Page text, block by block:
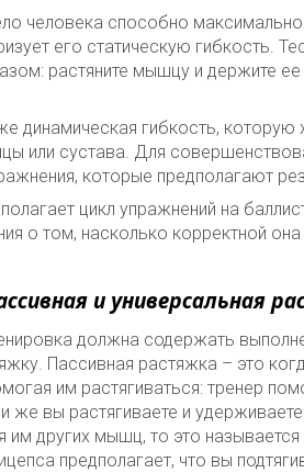
человека способно
его статическую гибкость.
растяните мышцу и держите ее
динамическая гибкость, которую
или сустава. Для
которые предполагают
цикл упражнений на
о том, насколько корректной она
и универсальная
должна содержать
Пассивная растяжка – это
им растягиваться: тренер
же вы растягиваете и
им других мышц, то это
предполагает, что вы